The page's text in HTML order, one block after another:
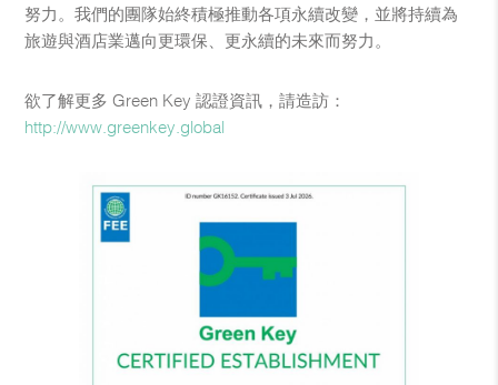
努力。我們的團隊始終積極推動各項永續改變，並將持續為
旅遊與酒店業邁向更環保、更永續的未來而努力。
欲了解更多 Green Key 認證資訊，請造訪：
http://www.greenkey.global